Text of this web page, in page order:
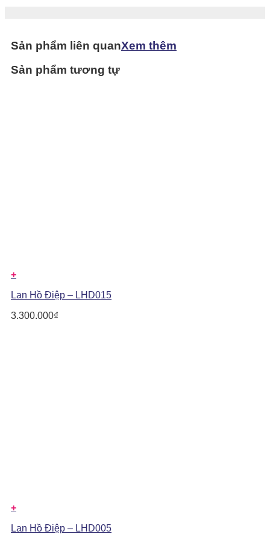
Sản phẩm liên quanXem thêm
Sản phẩm tương tự
+
Lan Hồ Điệp – LHD015
3.300.000₫
+
Lan Hồ Điệp – LHD005